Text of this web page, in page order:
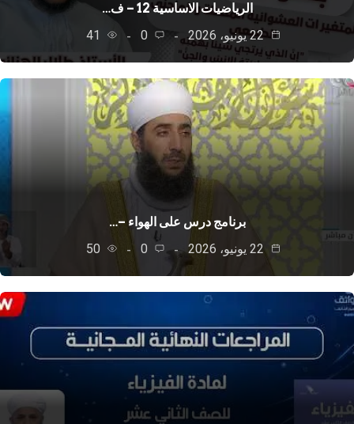
الرياضيات الاساسية 12 – ف…
0
41
برنامج درس على الهواء –…
0
50